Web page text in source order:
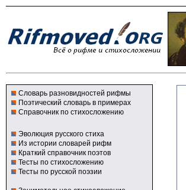
Словарь разновидностей рифмы
Поэтический словарь в примерах
Справочник по стихосложению
Эволюция русского стиха
Из истории словарей рифм
Краткий справочник поэтов
Тесты по стихосложению
Тесты по русской поэзии